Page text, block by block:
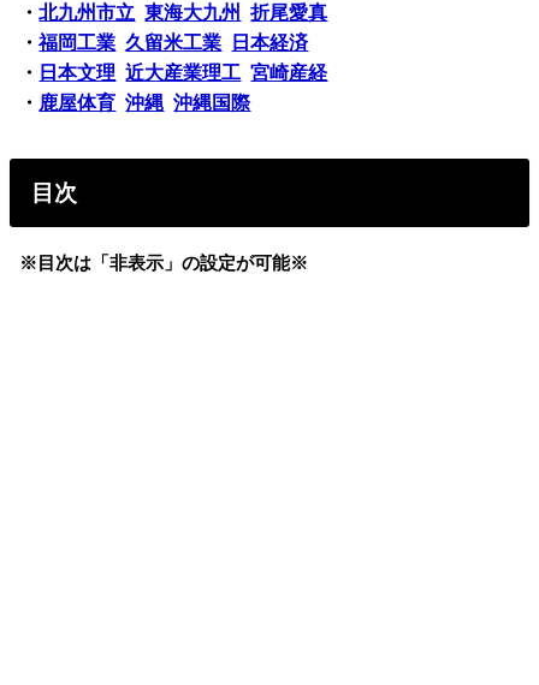
・北九州市立 東海大九州
折尾愛真
・福岡工業 久留米工業
日本経済
・ 日本文理 近大産業理工 宮崎産経
・ 鹿屋体育 沖縄 沖縄国際
目次
※目次は「非表示」の設定が可能※